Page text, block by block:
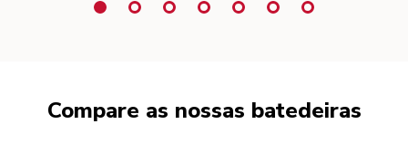
Compare as nossas batedeiras